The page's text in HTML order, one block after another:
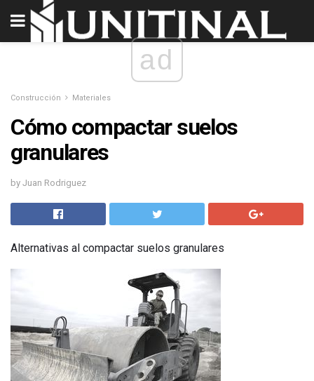
ad
Construcción Materiales
Cómo compactar suelos
granulares
by Juan Rodriguez
Alternativas al compactar suelos granulares